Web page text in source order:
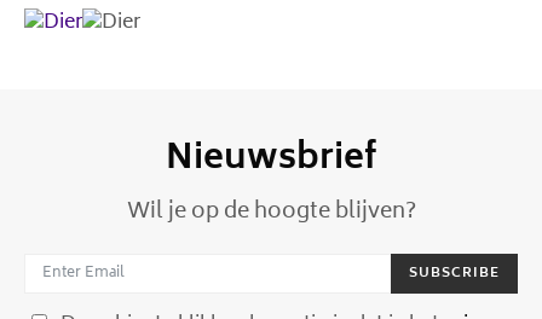
Nieuwsbrief
Wil je op de hoogte blijven?
SUBSCRIBE